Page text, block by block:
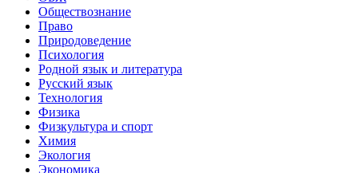
Обществознание
Право
Природоведение
Психология
Родной язык и литература
Русский язык
Технология
Физика
Физкультура и спорт
Химия
Экология
Экономика